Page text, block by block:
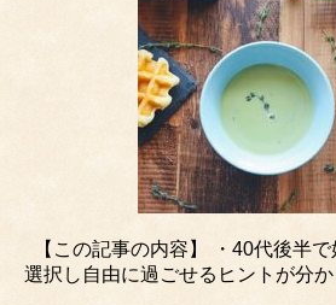
【この記事の内容】 ・40代後半
選択し自由に過ごせるヒントが分